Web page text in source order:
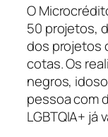
O
50 projetos,
dos projetos
cotas. Os
negros,
pessoa com
LGBTQIA+ já